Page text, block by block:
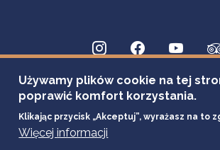
Używamy plików cookie na tej
poprawić komfort korzystania.
Klikając przycisk „Akceptuj”, wyrażasz na to
Więcej informacji